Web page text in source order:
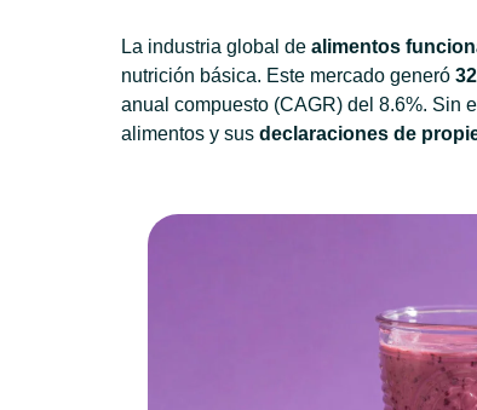
La industria global de alimentos
nutrición básica. Este mercado generó
anual compuesto (CAGR) del 8.6%. Sin
alimentos y sus declaraciones de